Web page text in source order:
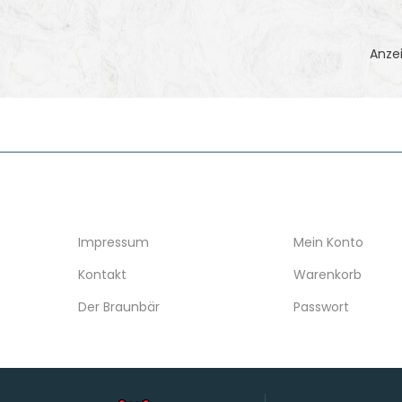
Impressum
Kontakt
Der Braunbär
Mein Konto
Warenkorb
Passwort